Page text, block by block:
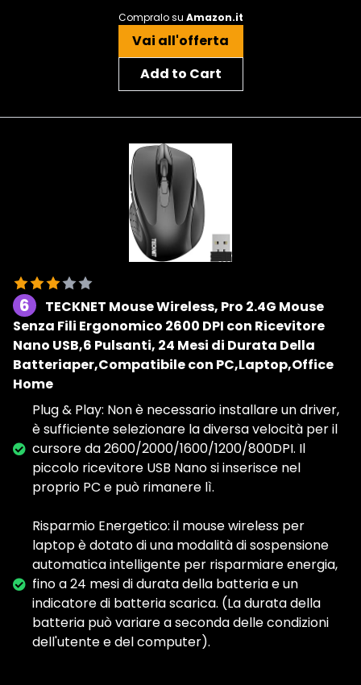
Compralo su Amazon.it
Vai all'offerta
Add to Cart
6
TECKNET Mouse Wireless, Pro 2.4G Mouse
Senza Fili Ergonomico 2600 DPI con Ricevitore
Nano USB,6 Pulsanti, 24 Mesi di Durata Della
Batteriaper,Compatibile con PC,Laptop,Office
Home
Plug & Play: Non è necessario installare un driver,
è sufficiente selezionare la diversa velocità per il
cursore da 2600/2000/1600/1200/800DPI. Il
piccolo ricevitore USB Nano si inserisce nel
proprio PC e può rimanere lì.
Risparmio Energetico: il mouse wireless per
laptop è dotato di una modalità di sospensione
automatica intelligente per risparmiare energia,
fino a 24 mesi di durata della batteria e un
indicatore di batteria scarica. (La durata della
batteria può variare a seconda delle condizioni
dell'utente e del computer).